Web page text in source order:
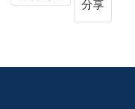
分享